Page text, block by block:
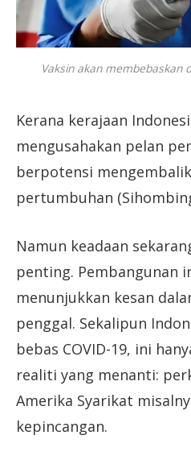
Vaksin akan membebaskan
Kerana kerajaan
mengusahakan pelan
berpotensi
pertumbuhan
Namun keadaan
penting. Pembangunan
menunjukkan kesan
penggal. Sekalipun
bebas COVID-19, ini
realiti yang menanti:
Amerika Syarikat
kepincangan.